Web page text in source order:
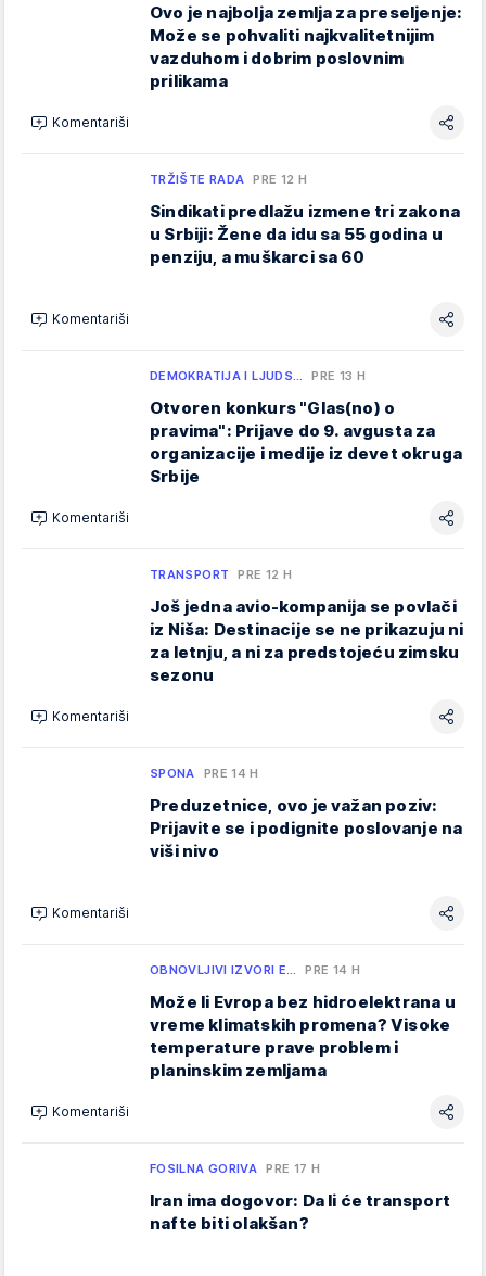
Ovo je najbolja zemlja za preseljenje:
Može se pohvaliti najkvalitetnijim
vazduhom i dobrim poslovnim
prilikama
Komentariši
TRŽIŠTE RADA PRE 12 H
Sindikati predlažu izmene tri zakona
u Srbiji: Žene da idu sa 55 godina u
penziju, a muškarci sa 60
Komentariši
DEMOKRATIJA I LJUDS… PRE 13 H
Otvoren konkurs "Glas(no) o
pravima": Prijave do 9. avgusta za
organizacije i medije iz devet okruga
Srbije
Komentariši
TRANSPORT PRE 12 H
Još jedna avio-kompanija se povlači
iz Niša: Destinacije se ne prikazuju ni
za letnju, a ni za predstojeću zimsku
sezonu
Komentariši
SPONA PRE 14 H
Preduzetnice, ovo je važan poziv:
Prijavite se i podignite poslovanje na
viši nivo
Komentariši
OBNOVLJIVI IZVORI E… PRE 14 H
Može li Evropa bez hidroelektrana u
vreme klimatskih promena? Visoke
temperature prave problem i
planinskim zemljama
Komentariši
FOSILNA GORIVA PRE 17 H
Iran ima dogovor: Da li će transport
nafte biti olakšan?